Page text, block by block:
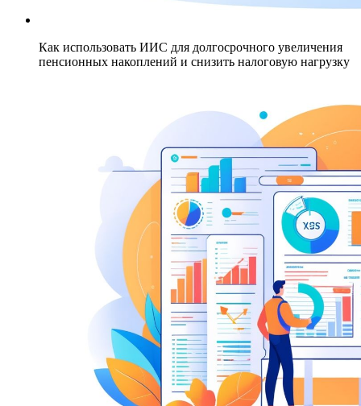
Как использовать ИИС для долгосрочного увеличения
пенсионных накоплений и снизить налоговую нагрузку